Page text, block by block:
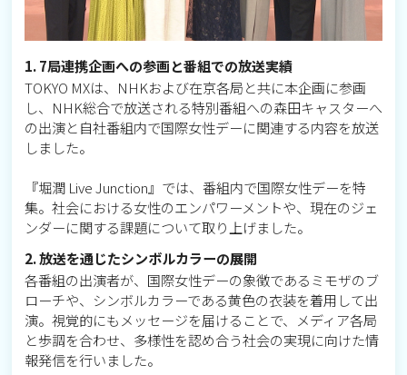
1. 7局連携企画への参画と番組での放送実績
TOKYO MXは、NHKおよび在京各局と共に本企画に参画
し、NHK総合で放送される特別番組への森田キャスターへ
の出演と自社番組内で国際女性デーに関連する内容を放送
しました。
『堀潤 Live Junction』では、番組内で国際女性デーを特
集。社会における女性のエンパワーメントや、現在のジェ
ンダーに関する課題について取り上げました。
2. 放送を通じたシンボルカラーの展開
各番組の出演者が、国際女性デーの象徴であるミモザのブ
ローチや、シンボルカラーである黄色の衣装を着用して出
演。視覚的にもメッセージを届けることで、メディア各局
と歩調を合わせ、多様性を認め合う社会の実現に向けた情
報発信を行いました。